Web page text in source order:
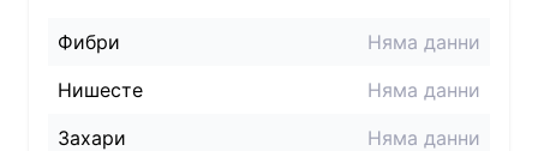
Фибри
Няма данни
Нишесте
Няма данни
Захари
Няма данни